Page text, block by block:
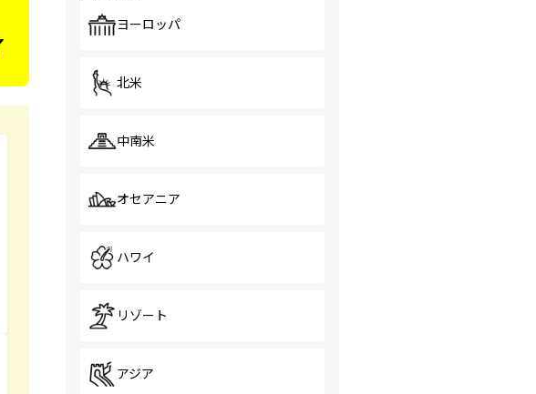
ヨーロッパ
北米
中南米
オセアニア
ハワイ
リゾート
アジア